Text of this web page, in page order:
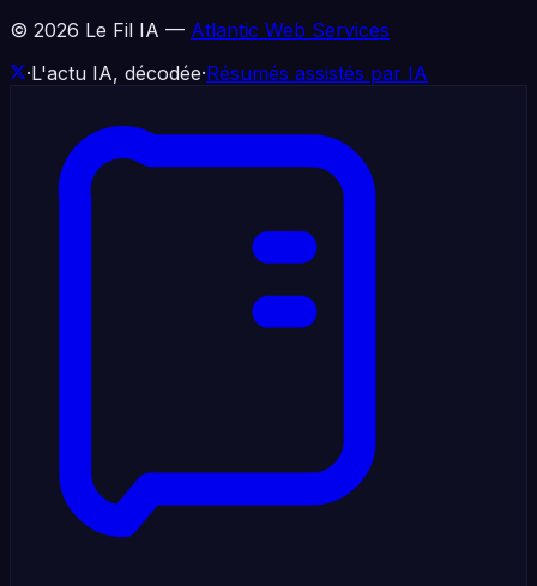
© 2026 Le Fil IA — Atlantic Web Services
·L'actu IA, décodée·Résumés assistés par IA